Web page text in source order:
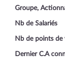
Groupe,
Nb de Salariés
Nb de points de
Dernier C.A